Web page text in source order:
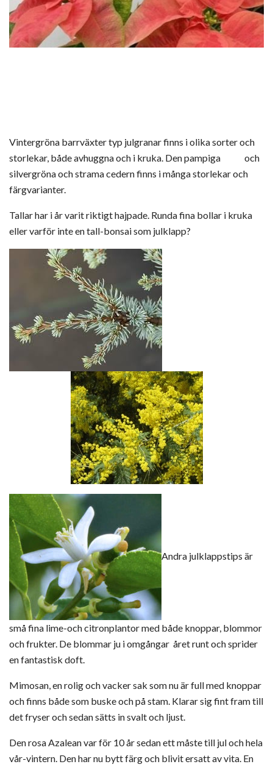
Vintergröna barrväxter typ julgranar finns i olika sorter och
storlekar, både avhuggna och i kruka. Den pampiga och
silvergröna och strama cedern finns i många storlekar och
färgvarianter.
Tallar har i år varit riktigt hajpade. Runda fina bollar i kruka
eller varför inte en tall-bonsai som julklapp?
Andra julklappstips är
små fina lime-och citronplantor med både knoppar, blommor
och frukter. De blommar ju i omgångar året runt och sprider
en fantastisk doft.
Mimosan, en rolig och vacker sak som nu är full med knoppar
och finns både som buske och på stam. Klarar sig fint fram till
det fryser och sedan sätts in svalt och ljust.
Den rosa Azalean var för 10 år sedan ett måste till jul och hela
vår-vintern. Den har nu bytt färg och blivit ersatt av vita. En